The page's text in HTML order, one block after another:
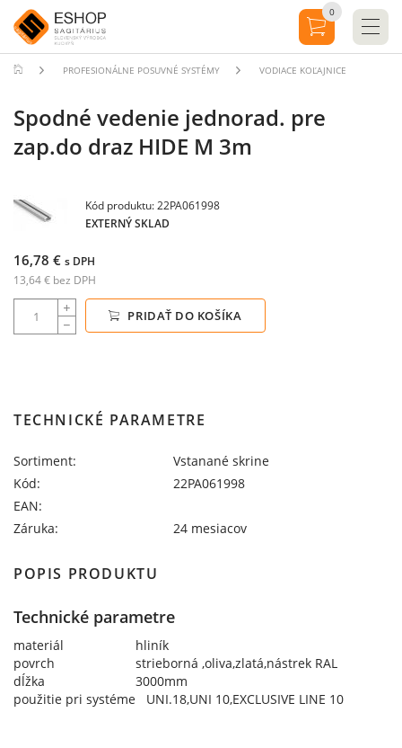
PROFESIONÁLNE POSUVNÉ SYSTÉMY VODIACE KOĽAJNICE
Spodné vedenie jednorad. pre
zap.do draz HIDE M 3m
Kód produktu: 22PA061998
EXTERNÝ SKLAD
16,78 € s DPH
13,64 € bez DPH
PRIDAŤ DO KOŠÍKA
TECHNICKÉ PARAMETRE
Sortiment:
Vstanané skrine
Kód:
22PA061998
EAN:
Záruka:
24 mesiacov
POPIS PRODUKTU
Technické parametre
materiál
hliník
povrch
strieborná ,oliva,zlatá,nástrek RAL
dĺžka
3000mm
použitie pri systéme UNI.18,UNI 10,EXCLUSIVE LINE 10
0